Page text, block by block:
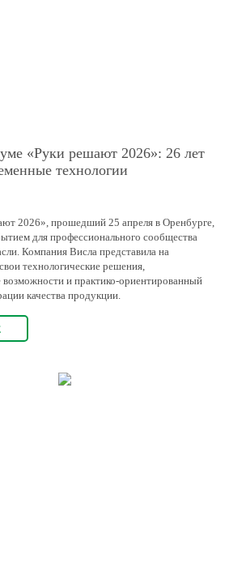
«Руки решают 2026»: 26 лет
технологии
2026», прошедший 25 апреля в Оренбурге,
для профессионального сообщества
Компания Висла представила на
технологические решения,
возможности и практико-ориентированный
качества продукции.